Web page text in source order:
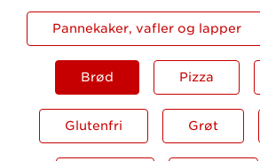
Pannekaker, vafler og lapper
Brød Pizza
Glutenfri Grøt